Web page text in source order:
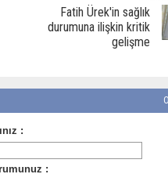
Fatih Ürek'in sağlık
durumuna ilişkin kritik
gelişme